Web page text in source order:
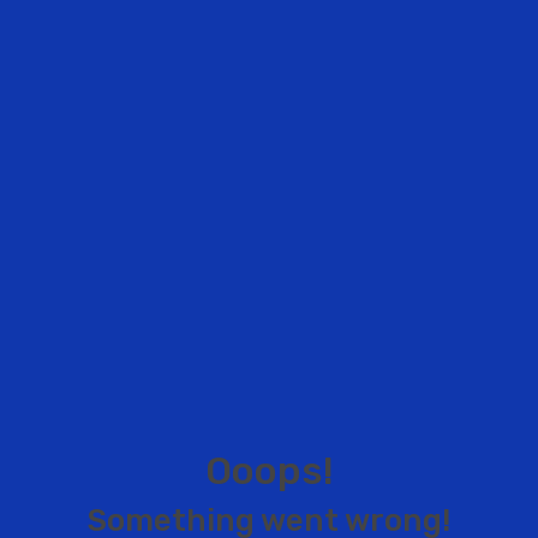
Ooops!
Something went wrong!